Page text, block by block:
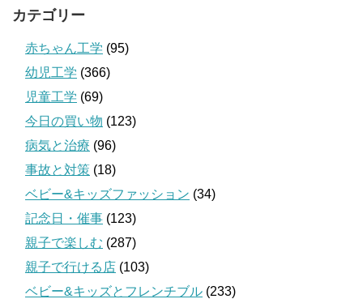
カテゴリー
赤ちゃん工学 (95)
幼児工学 (366)
児童工学 (69)
今日の買い物 (123)
病気と治療 (96)
事故と対策 (18)
ベビー&キッズファッション (34)
記念日・催事 (123)
親子で楽しむ (287)
親子で行ける店 (103)
ベビー&キッズとフレンチブル (233)